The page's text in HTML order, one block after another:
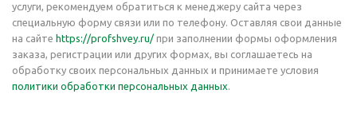
услуги, рекомендуем обратиться к менеджеру сайта через
специальную форму связи или по телефону. Оставляя свои данные
на сайте https://profshvey.ru/ при заполнении формы оформления
заказа, регистрации или других формах, вы соглашаетесь на
обработку своих персональных данных и принимаете условия
политики обработки персональных данных.